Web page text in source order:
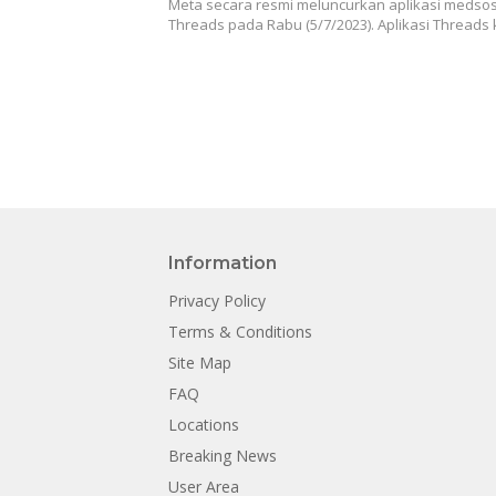
Meta secara resmi meluncurkan aplikasi
Threads pada Rabu (5/7/2023). Aplikasi
Information
Privacy Policy
Terms & Conditions
Site Map
FAQ
Locations
Breaking News
User Area